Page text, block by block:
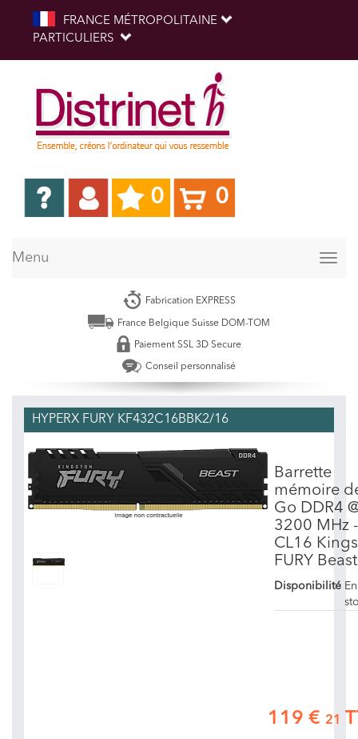
FRANCE MÉTROPOLITAINE
PARTICULIERS
0 0
Menu
Fabrication EXPRESS
France Belgique Suisse DOM-TOM
Paiement SSL 3D Secure
Conseil personnalisé
HYPERX FURY KF432C16BBK2/16
Barrette
mémoire
Go DDR4
3200 MHz -
CL16
FURY Beast
Disponibilité En
119 € 21